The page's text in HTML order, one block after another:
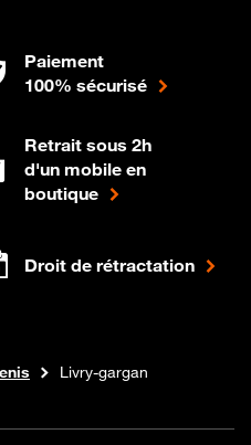
Paiement
100% sécurisé
Retrait sous 2h
d'un mobile en
boutique
Droit de rétractation
Livry-gargan